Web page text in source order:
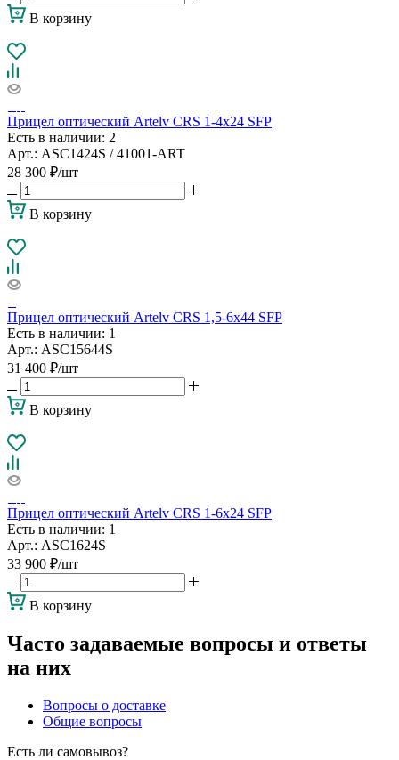
В корзину
Прицел оптический Artelv CRS 1-4x24 SFP
Есть в наличии: 2
Арт.: ASC1424S / 41001-ART
28 300 ₽/шт
В корзину
Прицел оптический Artelv CRS 1,5-6x44 SFP
Есть в наличии: 1
Арт.: ASC15644S
31 400 ₽/шт
В корзину
Прицел оптический Artelv CRS 1-6x24 SFP
Есть в наличии: 1
Арт.: ASC1624S
33 900 ₽/шт
В корзину
Часто задаваемые вопросы и ответы
на них
Вопросы о доставке
Общие вопросы
Есть ли самовывоз?